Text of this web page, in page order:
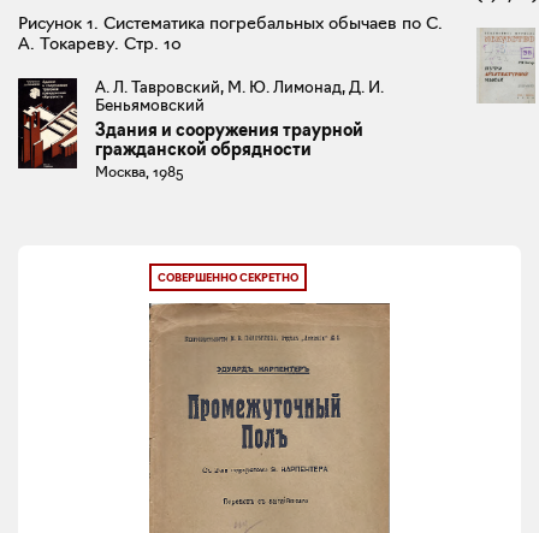
Рисунок 1. Систематика погребальных обычаев по С.
А. Токареву. Стр. 10
А. Л. Тавровский, М. Ю. Лимонад, Д. И.
Беньямовский
Здания и сооружения траурной
гражданской обрядности
Москва, 1985
СОВЕРШЕННО СЕКРЕТНО